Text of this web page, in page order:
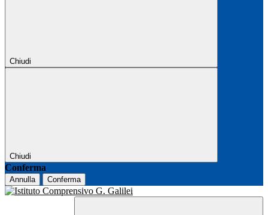
Chiudi
Chiudi
Conferma
Annulla Conferma